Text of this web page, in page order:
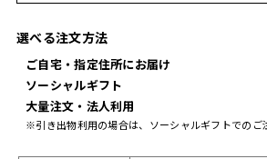
選べる注文方法
ご自宅・指定住所にお届け
ソーシャルギフト
大量注文・法人利用
※引き出物利用の場合は、ソーシャルギフトでのご